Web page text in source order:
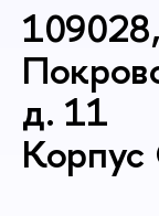
д. 11
Корпус